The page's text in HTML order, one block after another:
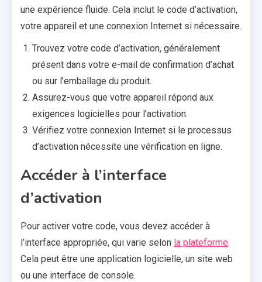
une expérience fluide. Cela inclut le code d’activation,
votre appareil et une connexion Internet si nécessaire.
Trouvez votre code d’activation, généralement
présent dans votre e-mail de confirmation d’achat
ou sur l’emballage du produit.
Assurez-vous que votre appareil répond aux
exigences logicielles pour l’activation.
Vérifiez votre connexion Internet si le processus
d’activation nécessite une vérification en ligne.
Accéder à l’interface
d’activation
Pour activer votre code, vous devez accéder à
l’interface appropriée, qui varie selon la plateforme.
Cela peut être une application logicielle, un site web
ou une interface de console.